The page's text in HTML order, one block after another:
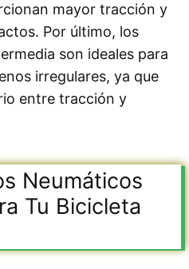
mayor tracción y
Por último, los
son ideales para
irregulares, ya que
entre tracción y
Neumáticos
Tu Bicicleta